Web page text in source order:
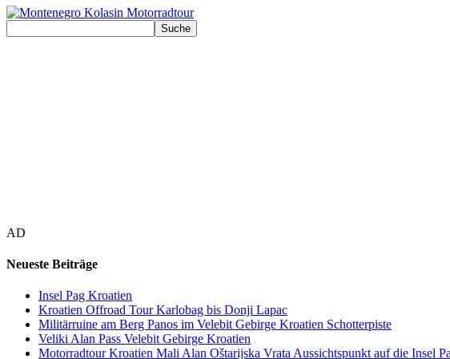
AD
Neueste Beiträge
Insel Pag Kroatien
Kroatien Offroad Tour Karlobag bis Donji Lapac
Militärruine am Berg Panos im Velebit Gebirge Kroatien Schotterpiste
Veliki Alan Pass Velebit Gebirge Kroatien
Motorradtour Kroatien Mali Alan Oštarijska Vrata Aussichtspunkt auf die Insel